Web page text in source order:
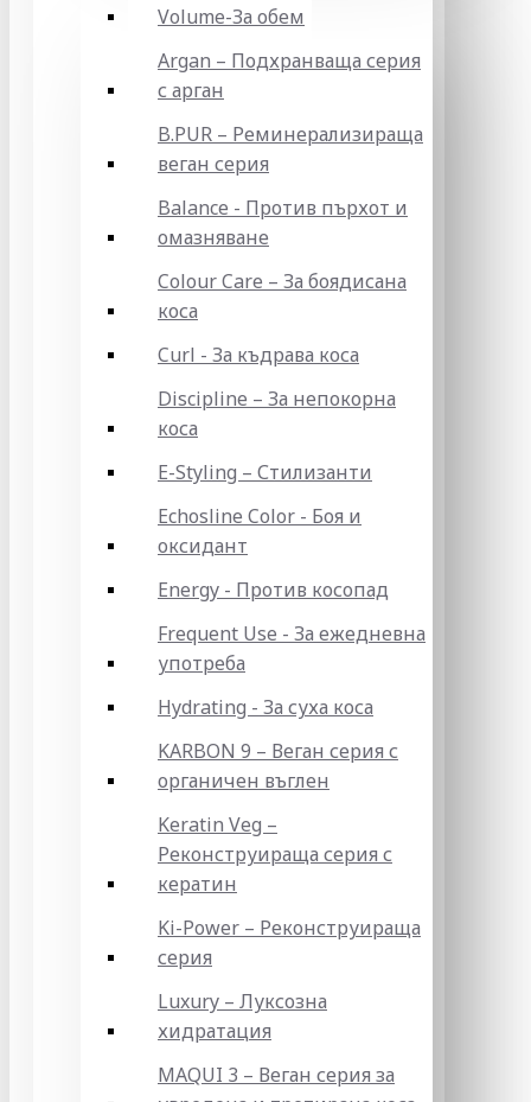
Volume-За обем
Argan – Подхранваща серия
с арган
B.PUR – Реминерализираща
веган серия
Balance - Против пърхот и
омазняване
Colour Care – За боядисана
коса
Curl - За къдрава коса
Discipline – За непокорна
коса
E-Styling – Стилизанти
Echosline Color - Боя и
оксидант
Energy - Против косопад
Frequent Use - За ежедневна
употреба
Hydrating - За суха коса
KARBON 9 – Веган серия с
органичен въглен
Keratin Veg –
Реконструираща серия с
кератин
Ki-Power – Реконструираща
серия
Luxury – Луксозна
хидратация
MAQUI 3 – Веган серия за